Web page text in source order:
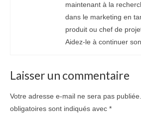
maintenant à la
dans le marketing en
produit ou chef de
Aidez-le à continuer
Laisser un commentaire
Votre adresse e-mail ne sera pas publiée.
obligatoires sont indiqués avec *